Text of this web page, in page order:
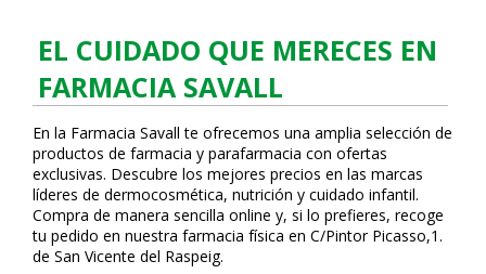
EL CUIDADO QUE MERECES EN
FARMACIA SAVALL
En la Farmacia Savall te ofrecemos una amplia selección de
productos de farmacia y parafarmacia con ofertas
exclusivas. Descubre los mejores precios en las marcas
líderes de dermocosmética, nutrición y cuidado infantil.
Compra de manera sencilla online y, si lo prefieres, recoge
tu pedido en nuestra farmacia física en C/Pintor Picasso,1.
de San Vicente del Raspeig.